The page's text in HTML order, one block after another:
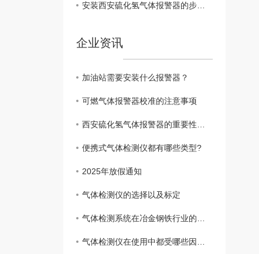
安装西安硫化氢气体报警器的步骤与注意事项
企业资讯
加油站需要安装什么报警器？
可燃气体报警器校准的注意事项
西安硫化氢气体报警器的重要性与功能
便携式气体检测仪都有哪些类型?
2025年放假通知
气体检测仪的选择以及标定
气体检测系统在冶金钢铁行业的应用
气体检测仪在使用中都受哪些因素影响？